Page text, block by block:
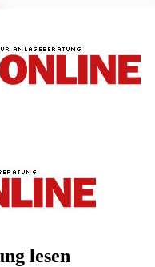
lesen